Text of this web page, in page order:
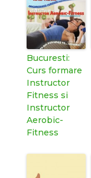
Bucuresti:
Curs formare
Instructor
Fitness si
Instructor
Aerobic-
Fitness